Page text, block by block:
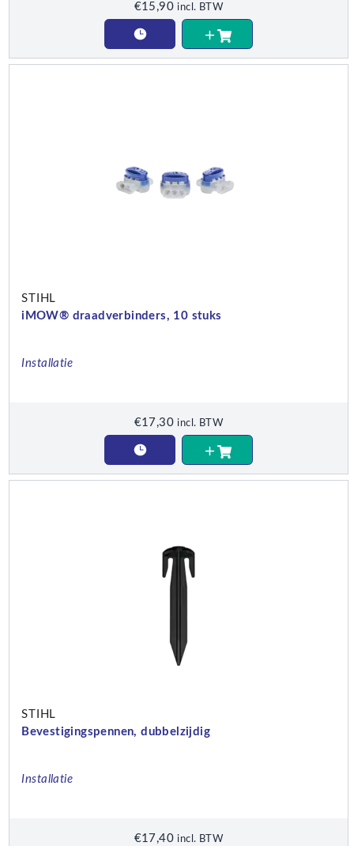
€15,90 incl. BTW
STIHL
iMOW® draadverbinders, 10 stuks
Installatie
€17,30 incl. BTW
STIHL
Bevestigingspennen, dubbelzijdig
Installatie
€17,40 incl. BTW